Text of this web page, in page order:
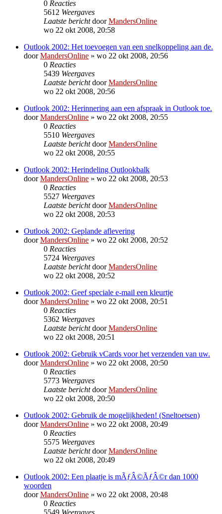
0 Reacties
5612 Weergaves
Laatste berichtdoorMandersOnline
wo 22 okt 2008, 20:58
Outlook 2002: Het toevoegen van een snelkoppeling aan de.
doorMandersOnline » wo 22 okt 2008, 20:56
0 Reacties
5439 Weergaves
Laatste berichtdoorMandersOnline
wo 22 okt 2008, 20:56
Outlook 2002: Herinnering aan een afspraak in Outlook toe.
doorMandersOnline » wo 22 okt 2008, 20:55
0 Reacties
5510 Weergaves
Laatste berichtdoorMandersOnline
wo 22 okt 2008, 20:55
Outlook 2002: Herindeling Outlookbalk
doorMandersOnline » wo 22 okt 2008, 20:53
0 Reacties
5527 Weergaves
Laatste berichtdoorMandersOnline
wo 22 okt 2008, 20:53
Outlook 2002: Geplande aflevering
doorMandersOnline » wo 22 okt 2008, 20:52
0 Reacties
5724 Weergaves
Laatste berichtdoorMandersOnline
wo 22 okt 2008, 20:52
Outlook 2002: Geef speciale e-mail een kleurtje
doorMandersOnline » wo 22 okt 2008, 20:51
0 Reacties
5362 Weergaves
Laatste berichtdoorMandersOnline
wo 22 okt 2008, 20:51
Outlook 2002: Gebruik vCards voor het verzenden van uw.
doorMandersOnline » wo 22 okt 2008, 20:50
0 Reacties
5773 Weergaves
Laatste berichtdoorMandersOnline
wo 22 okt 2008, 20:50
Outlook 2002: Gebruik de mogelijkheden! (Sneltoetsen)
doorMandersOnline » wo 22 okt 2008, 20:49
0 Reacties
5575 Weergaves
Laatste berichtdoorMandersOnline
wo 22 okt 2008, 20:49
Outlook 2002: Een plaatje is mÃƒÂ©ÃƒÂ©r dan 1000
woorden
doorMandersOnline » wo 22 okt 2008, 20:48
0 Reacties
5549 Weergaves